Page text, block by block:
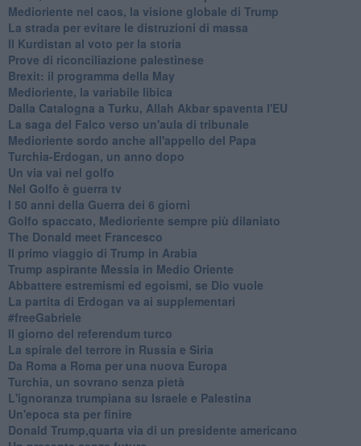
Medioriente nel caos, la visione globale di Trump
La strada per evitare le distruzioni di massa
Il Kurdistan al voto per la storia
Prove di riconciliazione palestinese
Brexit: il programma della May
Medioriente, la variabile libica
Dalla Catalogna a Turku, Allah Akbar spaventa l'EU
La saga del Falco verso un'aula di tribunale
Medioriente sordo anche all'appello del Papa
Turchia-Erdogan, un anno dopo
Un via vai nel golfo
Nel Golfo è guerra tv
I 50 anni della Guerra dei 6 giorni
Golfo spaccato, Medioriente sempre più dilaniato
The Donald meet Francesco
Il primo viaggio di Trump in Arabia
Trump aspirante Messia in Medio Oriente
Abbattere estremismi ed egoismi, se Dio vuole
La partita di Erdogan va ai supplementari
#freeGabriele
Il giorno del referendum turco
La spirale del terrore in Russia e Siria
Da Roma a Roma per una nuova Europa
Turchia, un sovrano senza pietà
L'ignoranza trumpiana su Israele e Palestina
Un'epoca sta per finire
Donald Trump,quarta via di un presidente americano